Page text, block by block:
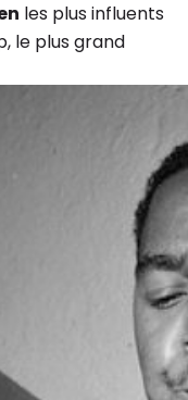
les plus influents
le plus grand